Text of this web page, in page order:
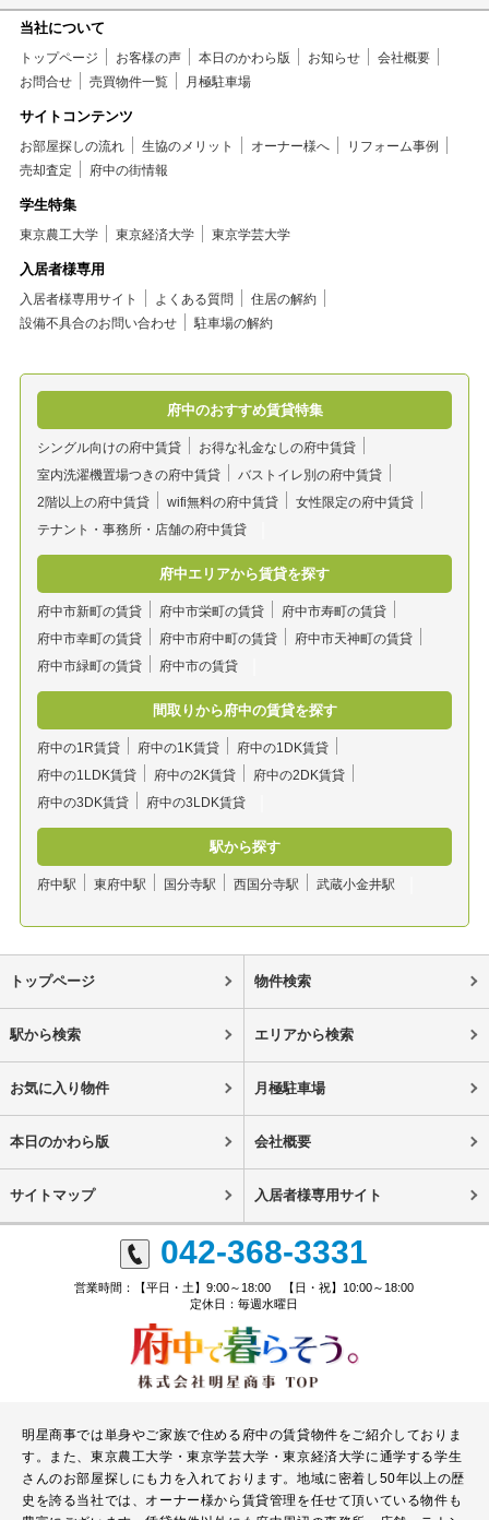
当社について
トップページ お客様の声 本日のかわら版 お知らせ
会社概要
お問合せ
売買物件一覧 月極駐車場
サイトコンテンツ
お部屋探しの流れ 生協のメリット オーナー様へ
リフォーム事例
売却査定
府中の街情報
学生特集
東京農工大学 東京経済大学 東京学芸大学
入居者様専用
入居者様専用サイト よくある質問
住居の解約
設備不具合のお問い合わせ
駐車場の解約
府中のおすすめ賃貸特集
シングル向けの府中賃貸
お得な礼金なしの府中賃貸
室内洗濯機置場つきの府中賃貸
バストイレ別の府中賃貸
2階以上の府中賃貸
wifi無料の府中賃貸
女性限定の府中賃貸
テナント・事務所・店舗の府中賃貸
府中エリアから賃貸を探す
府中市新町の賃貸 府中市栄町の賃貸
府中市寿町の賃貸
府中市幸町の賃貸
府中市府中町の賃貸
府中市天神町の賃貸
府中市緑町の賃貸
府中市の賃貸
間取りから府中の賃貸を探す
府中の1R賃貸 府中の1K賃貸
府中の1DK賃貸
府中の1LDK賃貸
府中の2K賃貸
府中の2DK賃貸
府中の3DK賃貸
府中の3LDK賃貸
駅から探す
府中駅 東府中駅 国分寺駅 西国分寺駅 武蔵小金井駅
トップページ 物件検索
駅から検索 エリアから検索
お気に入り物件 月極駐車場
本日のかわら版 会社概要
サイトマップ 入居者様専用サイト
042-368-3331
営業時間：【平日・土】9:00～18:00 【日・祝】10:00～18:00
定休日：毎週水曜日
明星商事では単身やご家族で住める府中の賃貸物件をご紹介しておりま
す。また、東京農工大学・東京学芸大学・東京経済大学に通学する学生
さんのお部屋探しにも力を入れております。地域に密着し50年以上の歴
史を誇る当社では、オーナー様から賃貸管理を任せて頂いている物件も